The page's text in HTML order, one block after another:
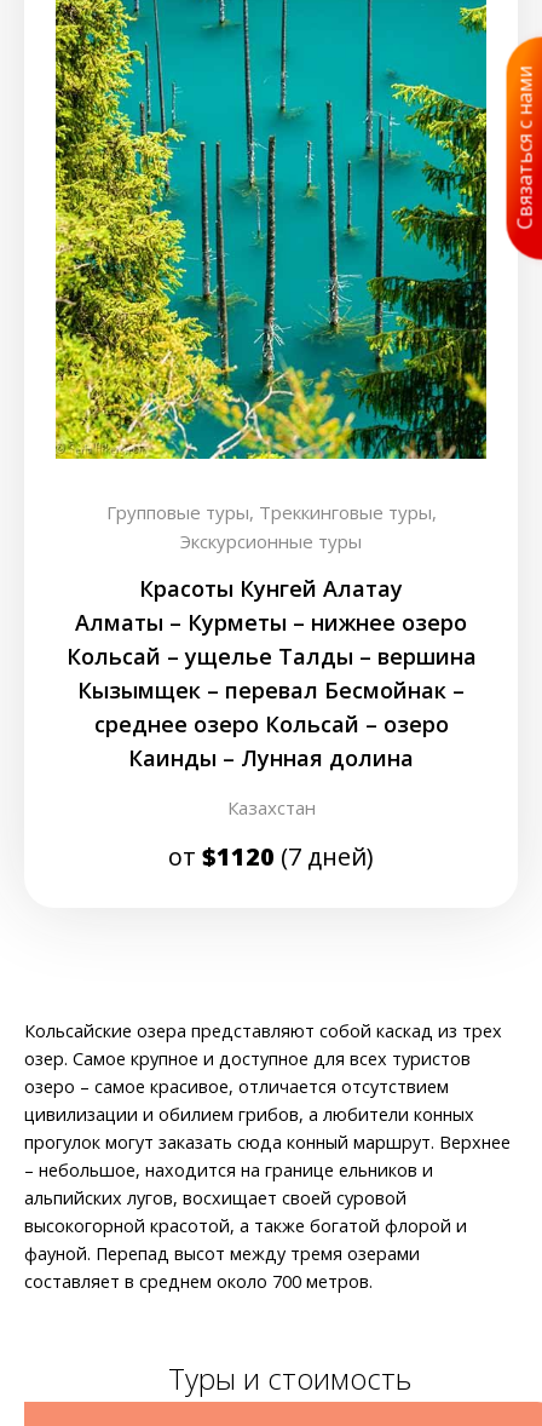
Групповые туры, Треккинговые туры,
Экскурсионные туры
Красоты Кунгей Алатау
Алматы – Курметы – нижнее озеро
Кольсай – ущелье Талды – вершина
Кызымщек – перевал Бесмойнак –
среднее озеро Кольсай – озеро
Каинды – Лунная долина
Казахстан
от $1120 (7 дней)
Кольсайские озера представляют собой каскад из трех
озер. Самое крупное и доступное для всех туристов
озеро – самое красивое, отличается отсутствием
цивилизации и обилием грибов, а любители конных
прогулок могут заказать сюда конный маршрут. Верхнее
– небольшое, находится на границе ельников и
альпийских лугов, восхищает своей суровой
высокогорной красотой, а также богатой флорой и
фауной. Перепад высот между тремя озерами
составляет в среднем около 700 метров.
Туры и стоимость
Связаться с нами